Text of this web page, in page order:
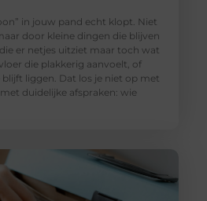
in jouw pand echt klopt. Niet
door kleine dingen die blijven
er netjes uitziet maar toch wat
die plakkerig aanvoelt, of
liggen. Dat los je niet op met
duidelijke afspraken: wie